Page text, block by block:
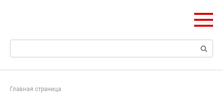
Поиск:
Главная страница